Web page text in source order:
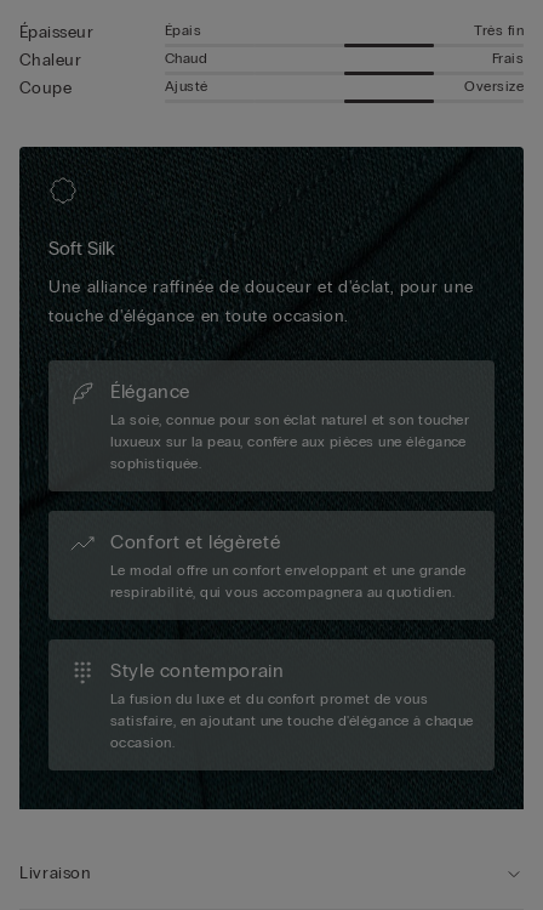
Épaisseur Épais Très fin
Chaleur Chaud Frais
Coupe Ajusté Oversize
Soft Silk
Une alliance raffinée de douceur et d'éclat, pour une
touche d'élégance en toute occasion.
Élégance
La soie, connue pour son éclat naturel et son toucher
luxueux sur la peau, confère aux pièces une élégance
sophistiquée.
Confort et légèreté
Le modal offre un confort enveloppant et une grande
respirabilité, qui vous accompagnera au quotidien.
Style contemporain
La fusion du luxe et du confort promet de vous
satisfaire, en ajoutant une touche d'élégance à chaque
occasion.
Livraison